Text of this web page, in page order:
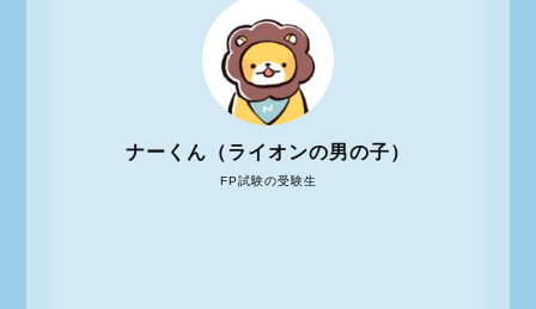
FP試験の受験生
ナーくん（ライオンの男の子）